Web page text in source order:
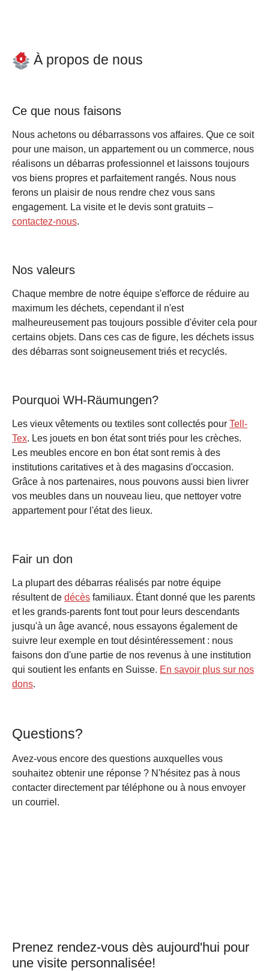
À propos de nous
Ce que nous faisons
Nous achetons ou débarrassons vos affaires. Que ce soit
pour une maison, un appartement ou un commerce, nous
réalisons un débarras professionnel et laissons toujours
vos biens propres et parfaitement rangés. Nous nous
ferons un plaisir de nous rendre chez vous sans
engagement. La visite et le devis sont gratuits –
contactez-nous.
Nos valeurs
Chaque membre de notre équipe s'efforce de réduire au
maximum les déchets, cependant il n'est
malheureusement pas toujours possible d'éviter cela pour
certains objets. Dans ces cas de figure, les déchets issus
des débarras sont soigneusement triés et recyclés.
Pourquoi WH-Räumungen?
Les vieux vêtements ou textiles sont collectés pour Tell-
Tex. Les jouets en bon état sont triés pour les crèches.
Les meubles encore en bon état sont remis à des
institutions caritatives et à des magasins d'occasion.
Grâce à nos partenaires, nous pouvons aussi bien livrer
vos meubles dans un nouveau lieu, que nettoyer votre
appartement pour l'état des lieux.
Fair un don
La plupart des débarras réalisés par notre équipe
résultent de décès familiaux. Étant donné que les parents
et les grands-parents font tout pour leurs descendants
jusqu'à un âge avancé, nous essayons également de
suivre leur exemple en tout désintéressement : nous
faisons don d'une partie de nos revenus à une institution
qui soutient les enfants en Suisse. En savoir plus sur nos
dons.
Questions?
Avez-vous encore des questions auxquelles vous
souhaitez obtenir une réponse ? N'hésitez pas à nous
contacter directement par téléphone ou à nous envoyer
un courriel.
Prenez rendez-vous dès aujourd'hui pour
une visite personnalisée!